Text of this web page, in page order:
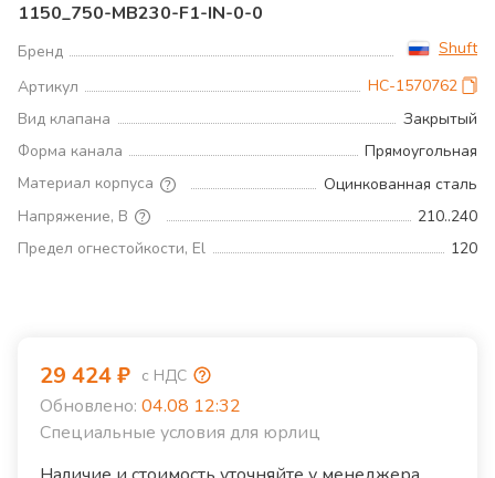
1150_750-MB230-F1-IN-0-0
Бренд
Shuft
Артикул
НС-1570762
Вид клапана
Закрытый
Форма канала
Прямоугольная
Материал корпуса
Оцинкованная сталь
Напряжение, В
210..240
Предел огнестойкости, El
120
29 424₽ с НДС
Обновлено: 04.08 12:32
Специальные условия для юрлиц